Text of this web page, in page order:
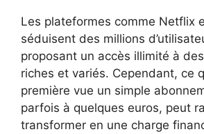
Les plateformes comme Netflix
séduisent des millions
proposant un accès illimité à
riches et variés. Cependant, ce
première vue un simple
parfois à quelques euros, peut
transformer en une charge